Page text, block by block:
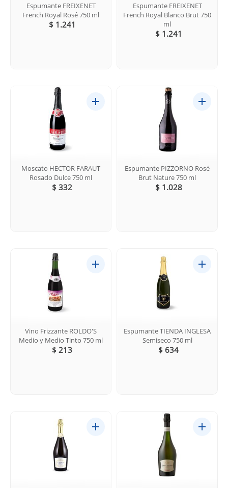
Espumante FREIXENET
French Royal Rosé 750 ml
$ 1.241
Espumante FREIXENET
French Royal Blanco Brut 750
ml
$ 1.241
Moscato HECTOR FARAUT
Rosado Dulce 750 ml
$ 332
Espumante PIZZORNO Rosé
Brut Nature 750 ml
$ 1.028
Vino Frizzante ROLDO'S
Medio y Medio Tinto 750 ml
$ 213
Espumante TIENDA INGLESA
Semiseco 750 ml
$ 634